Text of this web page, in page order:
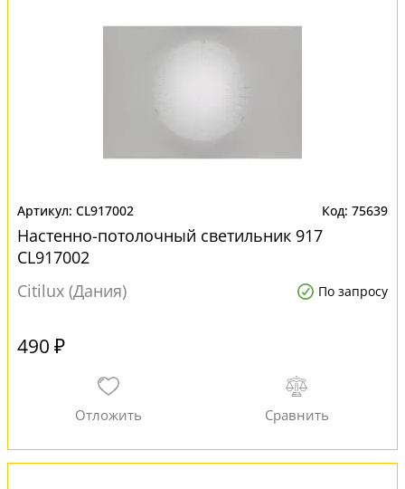
CL917002 75639
Настенно-потолочный светильник 917
CL917002
Citilux (Дания)
По запросу
490 ₽